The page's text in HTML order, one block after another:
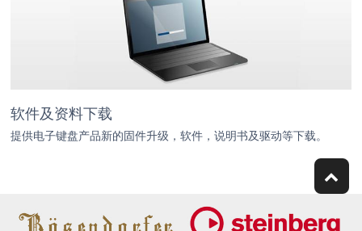
软件及资料下载
提供电子键盘产品新的固件升级，软件，说明书及驱动等下载。